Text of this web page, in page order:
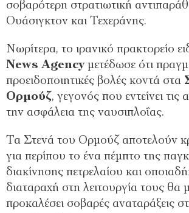
σοβαρότερη στρατιωτική
Ουάσιγκτον και Τεχεράνης.
Νωρίτερα, το ιρανικό πρακτορείο
News Agencyμετέδωσε ότι
προειδοποιητικές βολές κοντά στα
Ορμούζ, γεγονός που εντείνει τις
την ασφάλεια της ναυσιπλοΐας.
Τα Στενά του Ορμούζ αποτελούν
για περίπου το ένα πέμπτο της
διακίνησης πετρελαίου και
διαταραχή στη λειτουργία τους θα
προκαλέσει σοβαρές αναταράξεις